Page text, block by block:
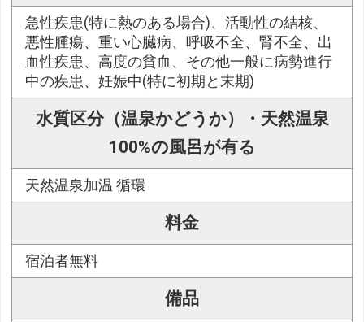
急性疾患(特に熱のある場合)、活動性の結核、
悪性腫瘍、重い心臓病、呼吸不全、腎不全、出
血性疾患、高度の貧血、その他一般に病勢進行
中の疾患、妊娠中(特に初期と末期)
水質区分（温泉かどうか）・天然温泉
100%の風呂が有る
天然温泉加温 循環
料金
宿泊者無料
備品